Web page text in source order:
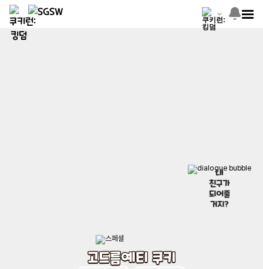
내
친구가
되어줄
거지?
고드름예티 쿠키